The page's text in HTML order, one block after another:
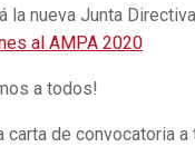
la nueva Junta
al AMPA 2020
a todos!
carta de convocatoria